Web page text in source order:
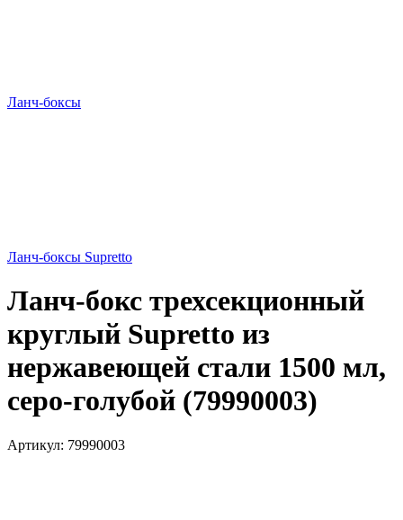
Ланч-боксы
Ланч-боксы Supretto
Ланч-бокс трехсекционный
круглый Supretto из
нержавеющей стали 1500 мл,
серо-голубой (79990003)
Артикул: 79990003